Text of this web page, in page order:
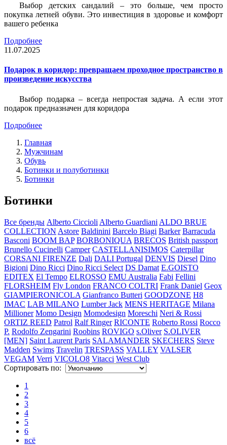
Выбор детских сандалий – это больше, чем просто
покупка летней обуви. Это инвестиция в здоровье и комфорт
вашего ребенка
Подробнее
11.07.2025
Подарок в коридор: превращаем проходное пространство в
произведение искусства
Выбор подарка – всегда непростая задача. А если этот
подарок предназначен для коридора
Подробнее
Главная
Мужчинам
Обувь
Ботинки и полуботинки
Ботинки
Ботинки
Все бренды Alberto Ciccioli Alberto Guardiani ALDO BRUE
COLLECTION Astore Baldinini Barcelo Biagi Barker Barracuda
Basconi BOOM BAP BORBONIQUA BRECOS British passport
Brunello Cucinelli Camper CASTELLANISIMOS Caterpillar
CORSANI FIRENZE Dali DALI Portugal DENVIS Diesel Dino
Bigioni Dino Ricci Dino Ricci Select DS Damat E.GOISTO
EDITEX El Tempo ELROSSO EMU Australia Fabi Fellini
FLORSHEIM Fly London FRANCO COLTRI Frank Daniel Geox
GIAMPIERONICOLA Gianfranco Butteri GOODZONE H8
IMAC LAB MILANO Lumber Jack MENS HERITAGE Milana
Millioner Momo Design Momodesign Moreschi Neri & Rossi
ORTIZ REED Patrol Ralf Ringer RICONTE Roberto Rossi Rocco
P. Rodolfo Zengarini Roobins ROVIGO s.Oliver S.OLIVER
[MEN] Saint Laurent Paris SALAMANDER SKECHERS Steve
Madden Swims Travelin TRESPASS VALLEY VALSER
VEGAM Verri VICOLO8 Vitacci West Club
Сортировать по:
1
2
3
4
5
6
всё